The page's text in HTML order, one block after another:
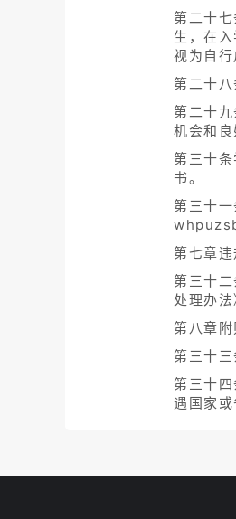
第二十
生，在
视为自行
第二十
第二十
机会和良
第三十
书。
第三十
第七章
第三十
处理办
第八章附
第三十
第三十
遇国家